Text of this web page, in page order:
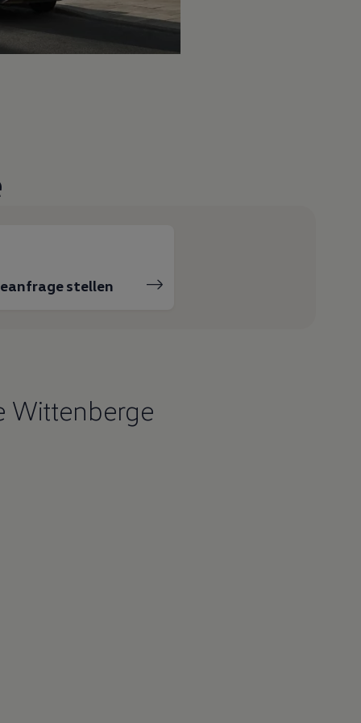
stellen
Wittenberge